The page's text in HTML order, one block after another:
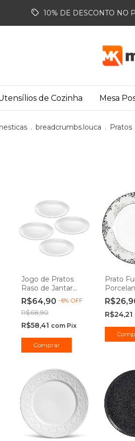
10% DE DESCONTO NO
de Cozinha Mesa
. breadcrumbs.louca . Pratos
Jogo de Pratos
Raso de Jantar
Essenza Opaline
25,5 cm - Rojemac
Profissional
R$64,90 -6% OFF
R$68,90
R$58,41 com Pix
Comprar
Prato
20,4cm
R$24,21